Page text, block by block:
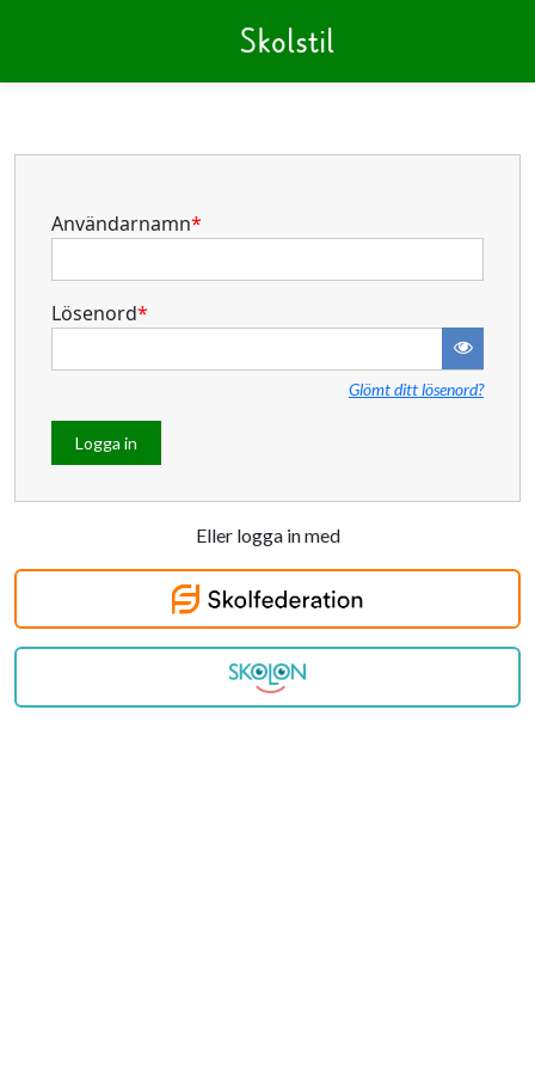
Skolstil
Användarnamn*
Lösenord*
Glömt ditt lösenord?
Logga in
Eller logga in med